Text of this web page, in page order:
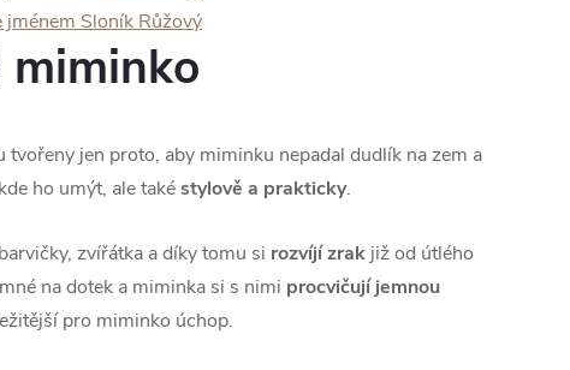
miminko
tvořeny jen proto, aby miminku nepadal dudlík na zem a
ho umýt, ale takéstylově a prakticky.
zvířátka a díky tomu si rozvíjí zrak již od útlého
na dotek a miminka si s nimi procvičují jemnou
pro miminko úchop.